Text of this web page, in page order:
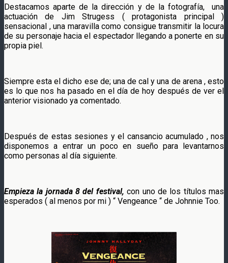
Destacamos aparte de la dirección y de la fotografía, una
actuación de Jim Strugess ( protagonista principal )
sensacional , una maravilla como consigue transmitir la locura
de su personaje hacia el espectador llegando a ponerte en su
propia piel.
Siempre esta el dicho ese de; una de cal y una de arena , esto
es lo que nos ha pasado en el día de hoy después de ver el
anterior visionado ya comentado.
Después de estas sesiones y el cansancio acumulado , nos
disponemos a entrar un poco en sueño para levantarnos
como personas al día siguiente.
Empieza la jornada 8 del festival,con uno de los títulos mas
esperados ( al menos por mi ) “ Vengeance “ de Johnnie Too.